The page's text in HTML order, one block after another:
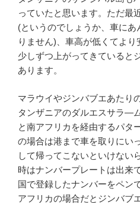
っていたと思います。ただ最
(というのでしょうか、車に
りません)、車高が低くてよ
少しずつ上がってきていると
あります。
マラウイやジンバブエあたり
タンザニアのダルエスサラ―
と南アフリカを経由するパタ
の場合は港まで車を取りにい
して帰ってこないといけない
時はナンバープレートは出来
国で登録したナンバーをペン
アフリカの場合だとジンバブ